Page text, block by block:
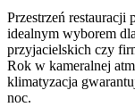
Przestrzeń restauracji
idealnym wyborem
przyjacielskich czy
Rok w kameralnej
klimatyzacja
noc.